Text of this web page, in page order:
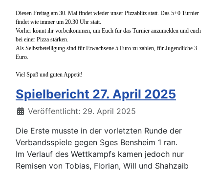
Diesen Freitag am 30. Mai findet wieder unser Pizzablitz statt. Das 5+0 Turnier
findet wie immer um 20.30 Uhr statt.
Vorher könnt ihr vorbeikommen, um Euch für das Turnier anzumelden und euch
bei einer Pizza stärken.
Als Selbstbeteiligung sind für Erwachsene 5 Euro zu zahlen, für Jugendliche 3
Euro.
Viel Spaß und guten Appetit!
Spielbericht 27. April 2025
Details
Veröffentlicht: 29. April 2025
Die Erste musste in der vorletzten Runde der
Verbandsspiele gegen Sges Bensheim 1 ran.
Im Verlauf des Wettkampfs kamen jedoch nur
Remisen von Tobias, Florian, Will und Shahzaib